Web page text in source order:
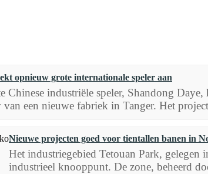
opnieuw grote internationale speler aan
Chinese industriële speler, Shandong
van een nieuwe fabriek in Tanger. Het
Nieuwe projecten goed voor tientallen banen in
Het industriegebied Tetouan Park,
industrieel knooppunt. De zone, beheerd